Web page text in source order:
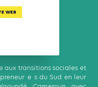
WEB
aux transitions sociales et
du Sud en leur